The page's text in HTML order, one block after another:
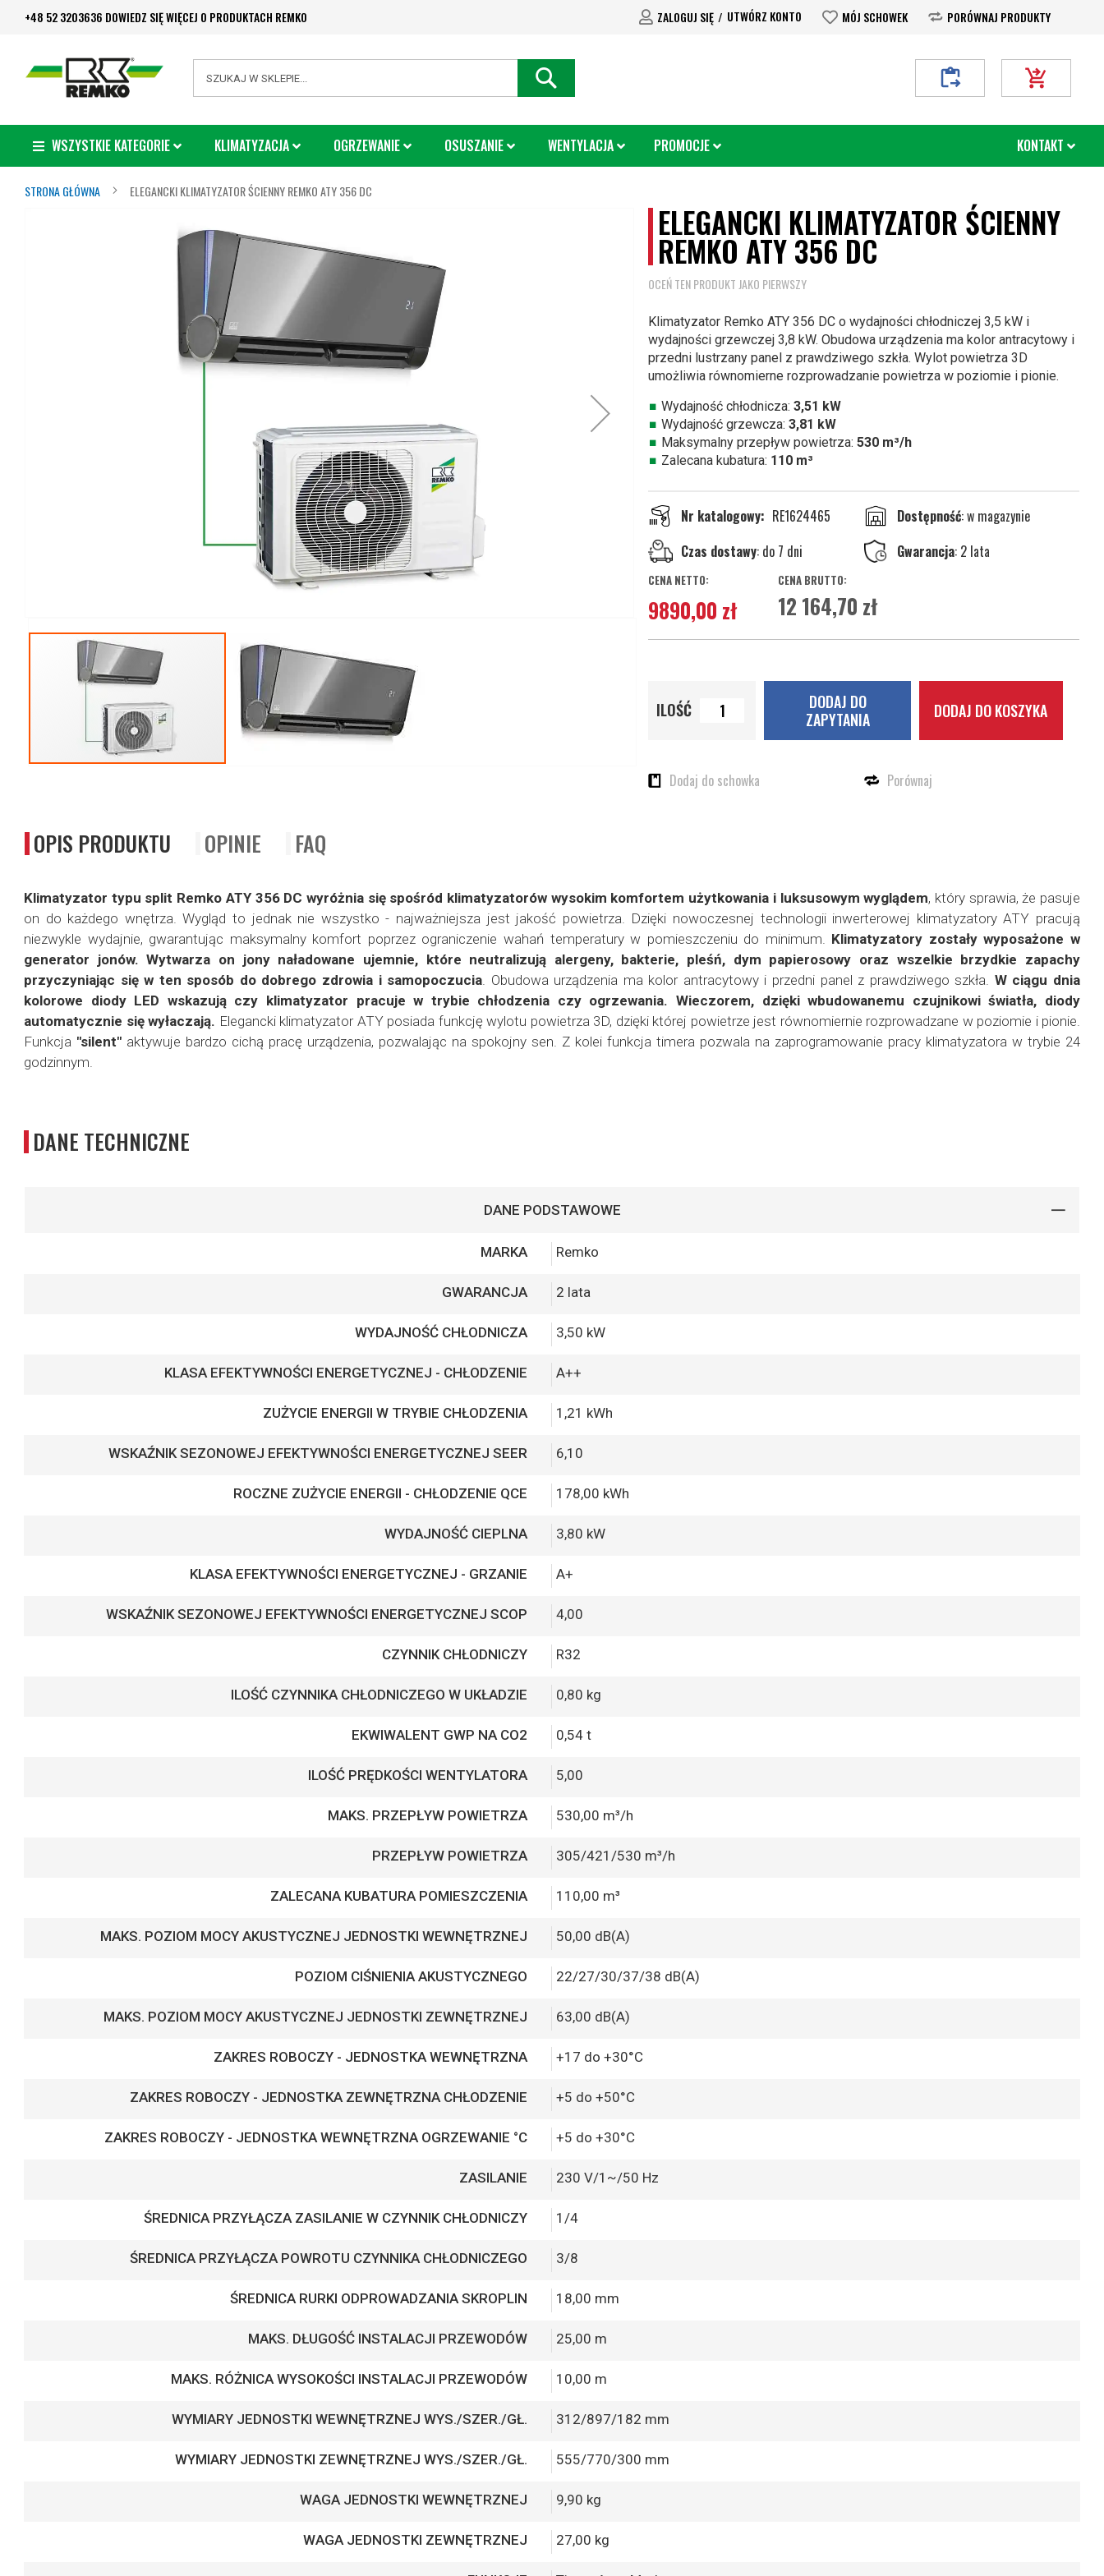
Przejdź
treści
+48 52 3203636 DOWIEDZ SIĘ WIĘCEJ O PRODUKTACH REMKO PORÓWNAJ PRODUKTY
MÓJ SCHOWEK
UTWÓRZ KONTO
ZALOGUJ SIĘ
Mój koszyk
Moje Zapytanie
WSZYSTKIE KATEGORIE KLIMATYZACJA OGRZEWANIE OSUSZANIE WENTYLACJA PROMOCJE KONTAKT
STRONA GŁÓWNA ELEGANCKI KLIMATYZATOR ŚCIENNY REMKO ATY 356 DC
galerii
ELEGANCKI KLIMATYZATOR ŚCIENNY
REMKO ATY 356 DC
OCEŃ TEN PRODUKT JAKO PIERWSZY
Klimatyzator Remko ATY 356 DC o wydajności chłodniczej 3,5 kW i
wydajności grzewczej 3,8 kW. Obudowa urządzenia ma kolor antracytowy i
przedni lustrzany panel z prawdziwego szkła. Wylot powietrza 3D
umożliwia równomierne rozprowadzanie powietrza w poziomie i pionie.
Wydajność chłodnicza: 3,51 kW
Wydajność grzewcza: 3,81 kW
Maksymalny przepływ powietrza: 530 m³/h
Zalecana kubatura: 110 m³
Nr katalogowy RE1624465
w magazynie
Czas dostawy: do 7 dni Gwarancja: 2 lata
12 164,70 zł
9890,00 zł
ILOŚĆ DODAJ DO KOSZYKA
DODAJ DO
ZAPYTANIA
Dodaj do schowka Porównaj
OPIS PRODUKTU OPINIE FAQ
Klimatyzator typu split Remko ATY 356 DC wyróżnia się spośród klimatyzatorów wysokim komfortem użytkowania i luksusowym wyglądem, który sprawia, że pasuje
on do każdego wnętrza. Wygląd to jednak nie wszystko - najważniejsza jest jakość powietrza. Dzięki nowoczesnej technologii inwerterowej klimatyzatory ATY pracują
niezwykle wydajnie, gwarantując maksymalny komfort poprzez ograniczenie wahań temperatury w pomieszczeniu do minimum. Klimatyzatory zostały wyposażone w
generator jonów. Wytwarza on jony naładowane ujemnie, które neutralizują alergeny, bakterie, pleśń, dym papierosowy oraz wszelkie brzydkie zapachy
przyczyniając się w ten sposób do dobrego zdrowia i samopoczucia . Obudowa urządzenia ma kolor antracytowy i przedni panel z prawdziwego szkła. W ciągu dnia
kolorowe diody LED wskazują czy klimatyzator pracuje w trybie chłodzenia czy ogrzewania. Wieczorem, dzięki wbudowanemu czujnikowi światła, diody
automatycznie się wyłaczają. Elegancki klimatyzator ATY posiada funkcję wylotu powietrza 3D, dzięki której powietrze jest równomiernie rozprowadzane w poziomie i pionie.
Funkcja "silent" aktywuje bardzo cichą pracę urządzenia, pozwalając na spokojny sen. Z kolei funkcja timera pozwala na zaprogramowanie pracy klimatyzatora w trybie 24
godzinnym.
DANE TECHNICZNE
DANE PODSTAWOWE
MARKA Remko
GWARANCJA 2 lata
WYDAJNOŚĆ CHŁODNICZA 3,50 kW
KLASA EFEKTYWNOŚCI ENERGETYCZNEJ - CHŁODZENIE A++
ZUŻYCIE ENERGII W TRYBIE CHŁODZENIA 1,21 kWh
WSKAŹNIK SEZONOWEJ EFEKTYWNOŚCI ENERGETYCZNEJ SEER 6,10
ROCZNE ZUŻYCIE ENERGII - CHŁODZENIE QCE 178,00 kWh
WYDAJNOŚĆ CIEPLNA 3,80 kW
KLASA EFEKTYWNOŚCI ENERGETYCZNEJ - GRZANIE A+
WSKAŹNIK SEZONOWEJ EFEKTYWNOŚCI ENERGETYCZNEJ SCOP 4,00
CZYNNIK CHŁODNICZY R32
ILOŚĆ CZYNNIKA CHŁODNICZEGO W UKŁADZIE 0,80 kg
EKWIWALENT GWP NA CO2 0,54 t
ILOŚĆ PRĘDKOŚCI WENTYLATORA 5,00
MAKS. PRZEPŁYW POWIETRZA 530,00 m³/h
PRZEPŁYW POWIETRZA 305/421/530 m³/h
ZALECANA KUBATURA POMIESZCZENIA 110,00 m³
MAKS. POZIOM MOCY AKUSTYCZNEJ JEDNOSTKI WEWNĘTRZNEJ 50,00 dB(A)
POZIOM CIŚNIENIA AKUSTYCZNEGO 22/27/30/37/38 dB(A)
MAKS. POZIOM MOCY AKUSTYCZNEJ JEDNOSTKI ZEWNĘTRZNEJ 63,00 dB(A)
ZAKRES ROBOCZY - JEDNOSTKA WEWNĘTRZNA +17 do +30°C
ZAKRES ROBOCZY - JEDNOSTKA ZEWNĘTRZNA CHŁODZENIE +5 do +50°C
ZAKRES ROBOCZY - JEDNOSTKA WEWNĘTRZNA OGRZEWANIE °C +5 do +30°C
ZASILANIE 230 V/1~/50 Hz
ŚREDNICA PRZYŁĄCZA ZASILANIE W CZYNNIK CHŁODNICZY 1/4
ŚREDNICA PRZYŁĄCZA POWROTU CZYNNIKA CHŁODNICZEGO 3/8
ŚREDNICA RURKI ODPROWADZANIA SKROPLIN 18,00 mm
MAKS. DŁUGOŚĆ INSTALACJI PRZEWODÓW 25,00 m
MAKS. RÓŻNICA WYSOKOŚCI INSTALACJI PRZEWODÓW 10,00 m
WYMIARY JEDNOSTKI WEWNĘTRZNEJ WYS./SZER./GŁ. 312/897/182 mm
WYMIARY JEDNOSTKI ZEWNĘTRZNEJ WYS./SZER./GŁ. 555/770/300 mm
WAGA JEDNOSTKI WEWNĘTRZNEJ 9,90 kg
WAGA JEDNOSTKI ZEWNĘTRZNEJ 27,00 kg